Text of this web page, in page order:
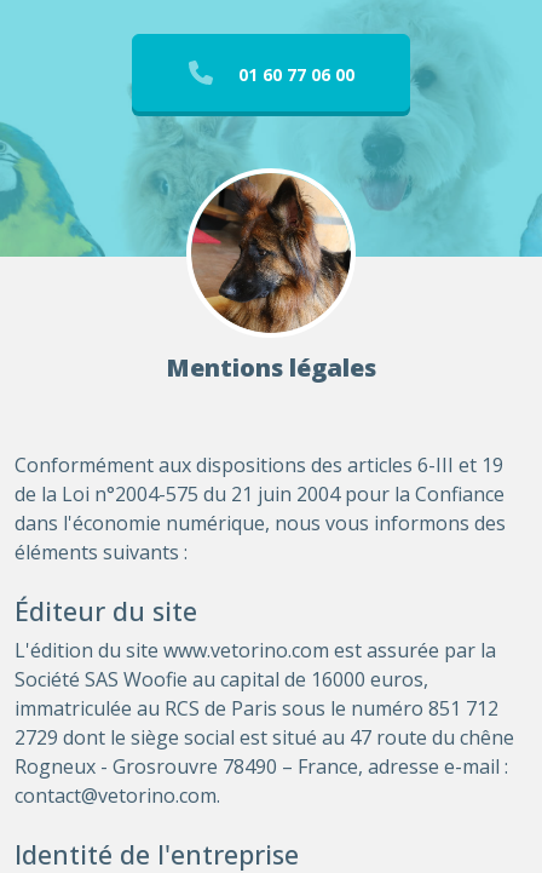
01 60 77 06 00
Mentions légales
Conformément aux dispositions des articles 6-III et 19
de la Loi n°2004-575 du 21 juin 2004 pour la Confiance
dans l'économie numérique, nous vous informons des
éléments suivants :
Éditeur du site
L'édition du site www.vetorino.com est assurée par la
Société SAS Woofie au capital de 16000 euros,
immatriculée au RCS de Paris sous le numéro 851 712
2729 dont le siège social est situé au 47 route du chêne
Rogneux - Grosrouvre 78490 – France, adresse e-mail :
contact@vetorino.com.
Identité de l'entreprise